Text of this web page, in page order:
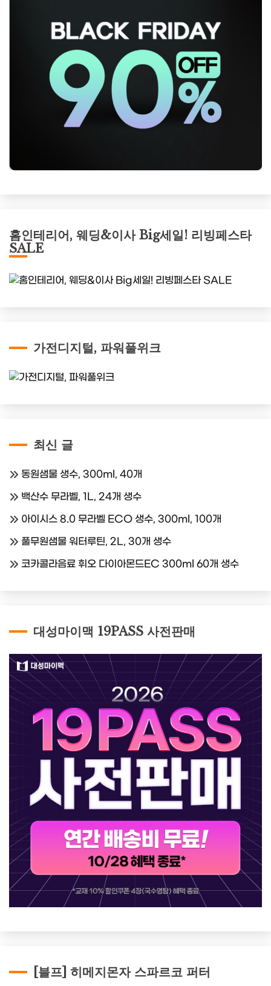
홈인테리어, 웨딩&이사 Big세일! 리빙페스타
SALE
가전디지털, 파워풀위크
최신 글
동원샘물 생수, 300ml, 40개
백산수 무라벨, 1L, 24개 생수
아이시스 8.0 무라벨 ECO 생수, 300ml, 100개
풀무원샘물 워터루틴, 2L, 30개 생수
코카콜라음료 휘오 다이아몬드EC 300ml 60개 생수
대성마이맥 19PASS 사전판매
[블프] 히메지몬자 스파르코 퍼터